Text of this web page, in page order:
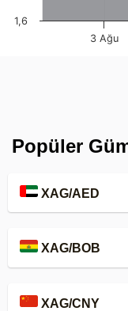
3 Ağu
1,6
Popüler
XAG/AED
XAG/BOB
XAG/CNY